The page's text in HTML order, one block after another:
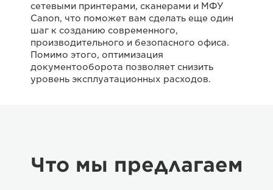
сетевыми принтерами, сканерами и МФУ
Canon, что поможет вам сделать еще один
шаг к созданию современного,
производительного и безопасного офиса.
Помимо этого, оптимизация
документооборота позволяет снизить
уровень эксплуатационных расходов.
Что мы предлагаем